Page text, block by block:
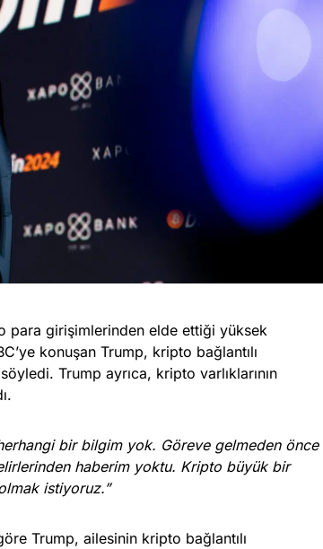
para girişimlerinden elde ettiği yüksek
konuşan Trump, kripto bağlantılı
Trump ayrıca, kripto varlıklarının
bir bilgim yok. Göreve gelmeden önce
haberim yoktu. Kripto büyük bir
istiyoruz.”
Trump, ailesinin kripto bağlantılı